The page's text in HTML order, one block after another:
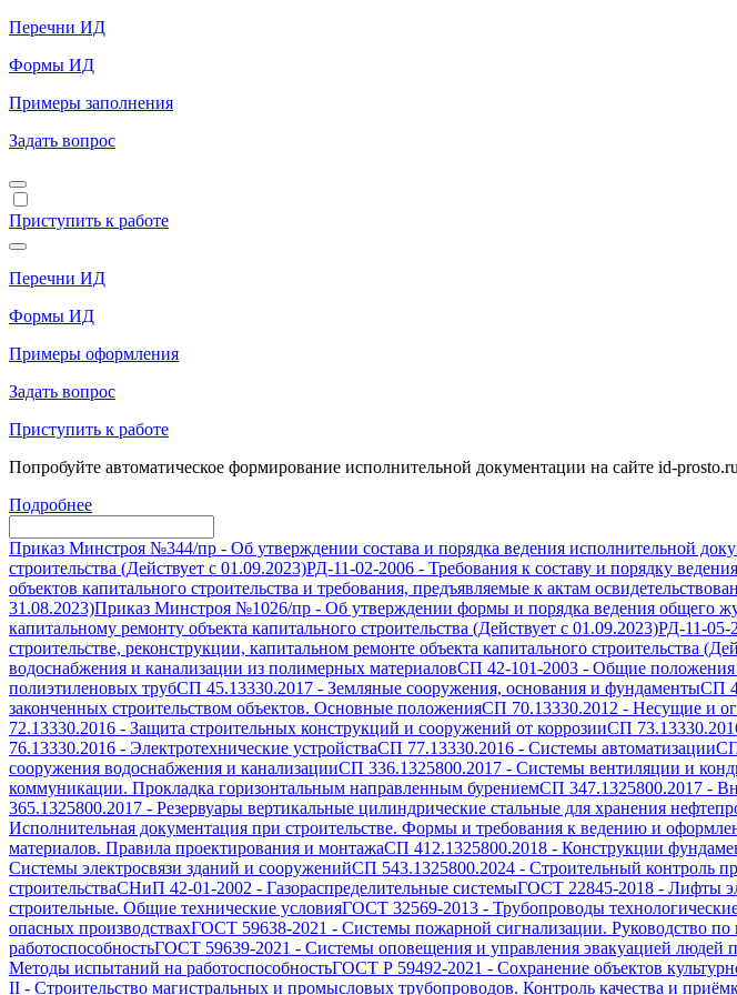
Перечни ИД
Формы ИД
Примеры заполнения
Задать вопрос
Приступить к работе
Перечни ИД
Формы ИД
Примеры оформления
Задать вопрос
Приступить к работе
Попробуйте автоматическое формирование исполнительной документации на сайте id-prosto.ru
Подробнее
Приказ Минстроя №344/пр - Об утверждении состава и порядка ведения исполнительной
строительства (Действует с 01.09.2023)РД-11-02-2006 - Требования к составу и порядку
объектов капитального строительства и требования, предъявляемые к актам
31.08.2023)Приказ Минстроя №1026/пр - Об утверждении формы и порядка ведения общего
капитальному ремонту объекта капитального строительства (Действует с 01.09.2023)РД-11-05-
строительстве, реконструкции, капитальном ремонте объекта капитального строительства
водоснабжения и канализации из полимерных материаловСП 42-101-2003 - Общие положения
полиэтиленовых трубСП 45.13330.2017 - Земляные сооружения, основания и фундаментыСП
законченных строительством объектов. Основные положенияСП 70.13330.2012 - Несущие и
72.13330.2016 - Защита строительных конструкций и сооружений от коррозииСП
76.13330.2016 - Электротехнические устройстваСП 77.13330.2016 - Системы автоматизации
сооружения водоснабжения и канализацииСП 336.1325800.2017 - Системы вентиляции и
коммуникации. Прокладка горизонтальным направленным бурениемСП 347.1325800.2017 -
365.1325800.2017 - Резервуары вертикальные цилиндрические стальные для хранения
Исполнительная документация при строительстве. Формы и требования к ведению и
материалов. Правила проектирования и монтажаСП 412.1325800.2018 - Конструкции
Системы электросвязи зданий и сооруженийСП 543.1325800.2024 - Строительный контроль
строительстваСНиП 42-01-2002 - Газораспределительные системыГОСТ 22845-2018 - Лифты
строительные. Общие технические условияГОСТ 32569-2013 - Трубопроводы
опасных производствахГОСТ 59638-2021 - Системы пожарной сигнализации. Руководство
работоспособностьГОСТ 59639-2021 - Системы оповещения и управления эвакуацией людей
Методы испытаний на работоспособностьГОСТ Р 59492-2021 - Сохранение объектов
II - Строительство магистральных и промысловых трубопроводов. Контроль качества и